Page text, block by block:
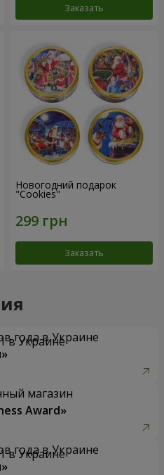
Заказать
Новогодний подарок
"Cookies"
Заказать
года в Украине
магазин
Award»
года в Украине